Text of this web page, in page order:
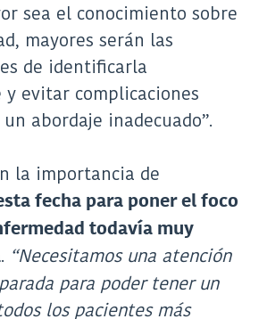
sea el conocimiento sobre
mayores serán las
de identificarla
y evitar complicaciones
abordaje inadecuado”.
la importancia de
fecha para poner el foco
todavía muy
. “Necesitamos una atención
para poder tener un
los pacientes más